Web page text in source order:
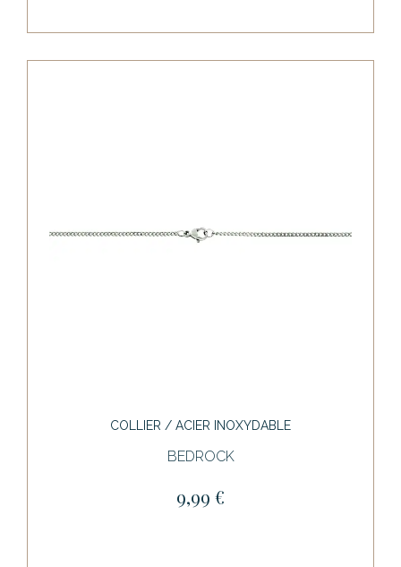
COLLIER / ACIER INOXYDABLE
BEDROCK
9,99 €